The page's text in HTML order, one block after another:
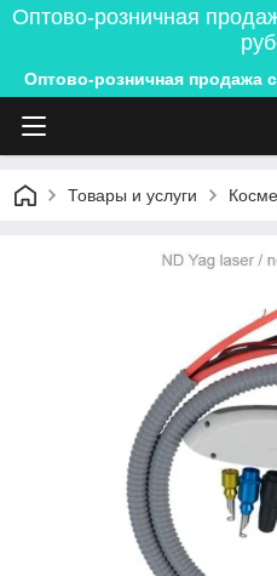
Оптово-розничная
Оптово-розничная продажа
Товары и услуги